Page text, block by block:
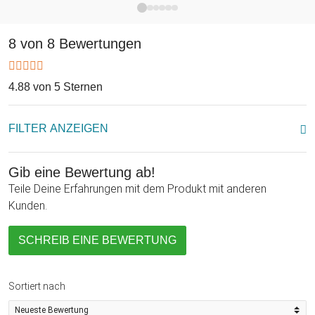
bietet nicht nur stumpfes Lesen, sondern hin und wieder
sogar Möglichkeiten zur Interkation durch Ankreuzen oder
Ausfüllen. Schließlich sollst Du die Inhalte auch auf Dich
anwenden können. Geniales Buch zum Runterschmökern,
besonders für Frauen! Herrlich formuliert, oft zum
Schmunzeln und mit entspannter Message.
8 von 8 Bewertungen
4.88 von 5 Sternen
FILTER ANZEIGEN
Gib eine Bewertung ab!
Teile Deine Erfahrungen mit dem Produkt mit anderen
Kunden.
SCHREIB EINE BEWERTUNG
Sortiert nach